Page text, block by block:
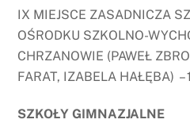
IX MIEJSCE ZASADNICZA
OŚRODKU SZKOLNO-
CHRZANOWIE (PAWEŁ
FARAT, IZABELA HAŁĘBA) –
SZKOŁY GIMNAZJALNE